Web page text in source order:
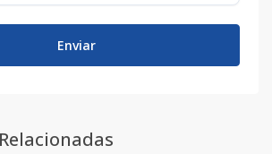
Enviar